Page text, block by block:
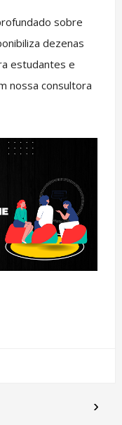
sobre
dezenas
estudantes e
nossa consultora
›